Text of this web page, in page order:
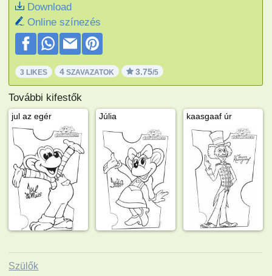
Download
Online színezés
3 LIKES 4 SZAVAZATOK 3.75/5
További kifestők
jul az egér Júlia kaasgaaf úr
Szülők